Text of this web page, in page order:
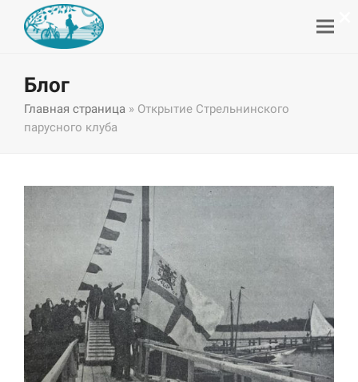
Блог
Главная страница » Открытие Стрельнинского
парусного клуба